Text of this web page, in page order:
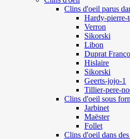
Clins d'oeil parus
Hardy-pierre-
Verron
Sikorski
Libon
Duprat
Hislaire
Sikorski
Geerts-jojo-1
Tillier-pere-
Clins d'oeil sous
Jarbinet
Maëster
Follet
Clins d'oeil dans